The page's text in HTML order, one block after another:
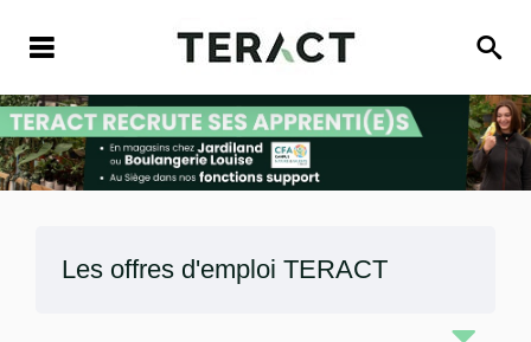
Les offres d'emploi TERACT